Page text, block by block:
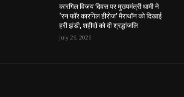
कारगिल विजय दिवस पर मुख्यमंत्री धामी ने
‘रन फॉर कारगिल हीरोज’ मैराथॉन को दिखाई
हरी झंडी, शहीदों को दी श्रद्धांजलि
July 26, 2026